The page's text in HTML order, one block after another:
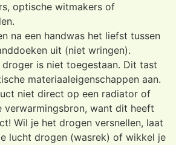
optische witmakers of
na een handwas het liefst tussen
uit (niet wringen).
droger is niet toegestaan. Dit tast
materiaaleigenschappen aan.
niet direct op een radiator of
verwarmingsbron, want dit heeft
Wil je het drogen versnellen, laat
lucht drogen (wasrek) of wikkel je